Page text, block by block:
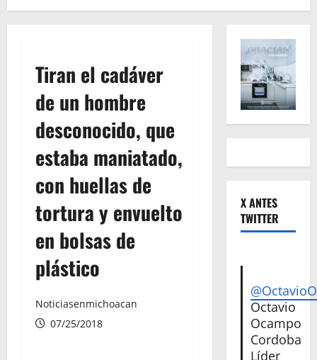
Tiran el cadáver
de un hombre
desconocido, que
estaba maniatado,
con huellas de
tortura y envuelto
en bolsas de
plástico
Noticiasenmichoacan
07/25/2018
X ANTES
TWITTER
Octavio
Ocampo
Cordoba
Líder